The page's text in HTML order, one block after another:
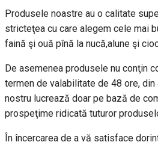
Produsele noastre au o calitate
stricteţea cu care alegem cele mai
faină şi ouă pînă la nucă,alune şi
De asemenea produsele nu conţin
termen de valabilitate de 48 ore,
nostru lucrează doar pe bază de
prospeţime ridicată tuturor
În încercarea de a vă satisface